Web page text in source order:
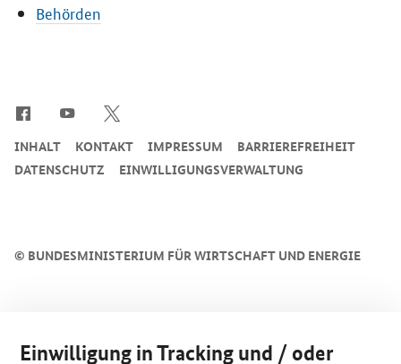
Behörden
© BUNDESMINISTERIUM FÜR WIRTSCHAFT UND ENERGIE
INHALT KONTAKT IMPRESSUM
BARRIEREFREIHEIT
DATENSCHUTZ
EINWILLIGUNGSVERWALTUNG
Einwilligung in Tracking und / oder